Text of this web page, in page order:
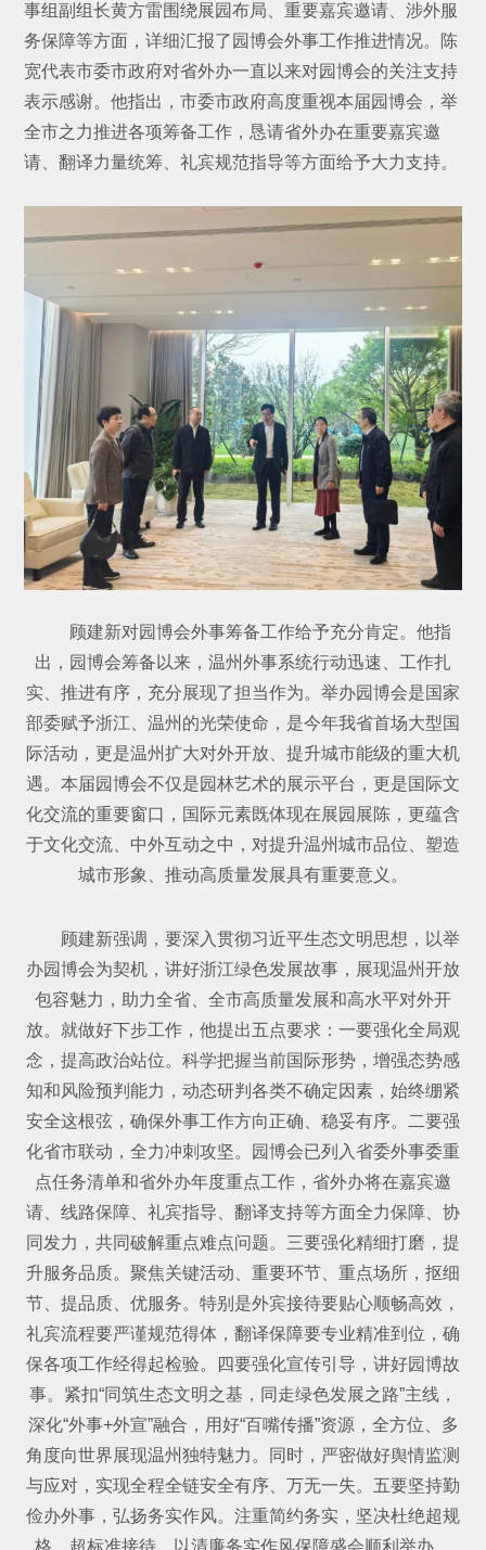
事组副组长黄方雷围绕展园布局、重要嘉宾邀请、涉外服
务保障等方面，详细汇报了园博会外事工作推进情况。陈
宽代表市委市政府对省外办一直以来对园博会的关注支持
表示感谢。他指出，市委市政府高度重视本届园博会，举
全市之力推进各项筹备工作，恳请省外办在重要嘉宾邀
请、翻译力量统筹、礼宾规范指导等方面给予大力支持。
顾建新对园博会外事筹备工作给予充分肯定。他指
出，园博会筹备以来，温州外事系统行动迅速、工作扎
实、推进有序，充分展现了担当作为。举办园博会是国家
部委赋予浙江、温州的光荣使命，是今年我省首场大型国
际活动，更是温州扩大对外开放、提升城市能级的重大机
遇。本届园博会不仅是园林艺术的展示平台，更是国际文
化交流的重要窗口，国际元素既体现在展园展陈，更蕴含
于文化交流、中外互动之中，对提升温州城市品位、塑造
城市形象、推动高质量发展具有重要意义。
顾建新强调，要深入贯彻习近平生态文明思想，以举
办园博会为契机，讲好浙江绿色发展故事，展现温州开放
包容魅力，助力全省、全市高质量发展和高水平对外开
放。就做好下步工作，他提出五点要求：一要强化全局观
念，提高政治站位。科学把握当前国际形势，增强态势感
知和风险预判能力，动态研判各类不确定因素，始终绷紧
安全这根弦，确保外事工作方向正确、稳妥有序。二要强
化省市联动，全力冲刺攻坚。园博会已列入省委外事委重
点任务清单和省外办年度重点工作，省外办将在嘉宾邀
请、线路保障、礼宾指导、翻译支持等方面全力保障、协
同发力，共同破解重点难点问题。三要强化精细打磨，提
升服务品质。聚焦关键活动、重要环节、重点场所，抠细
节、提品质、优服务。特别是外宾接待要贴心顺畅高效，
礼宾流程要严谨规范得体，翻译保障要专业精准到位，确
保各项工作经得起检验。四要强化宣传引导，讲好园博故
事。紧扣“同筑生态文明之基，同走绿色发展之路”主线，
深化“外事+外宣”融合，用好“百嘴传播”资源，全方位、多
角度向世界展现温州独特魅力。同时，严密做好舆情监测
与应对，实现全程全链安全有序、万无一失。五要坚持勤
俭办外事，弘扬务实作风。注重简约务实，坚决杜绝超规
格、超标准接待，以清廉务实作风保障盛会顺利举办。